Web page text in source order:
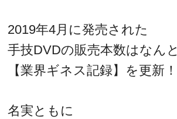
2019年4月に発売された
手技DVDの販売本数はなんと
【業界ギネス記録】を更新！
名実ともに